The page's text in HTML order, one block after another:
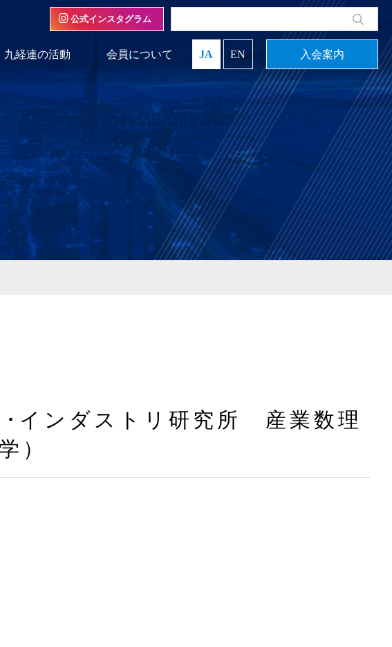
九経連の活動 会員について JA EN 入会案内
公式インスタグラム
･インダストリ研究所 産業数理
）